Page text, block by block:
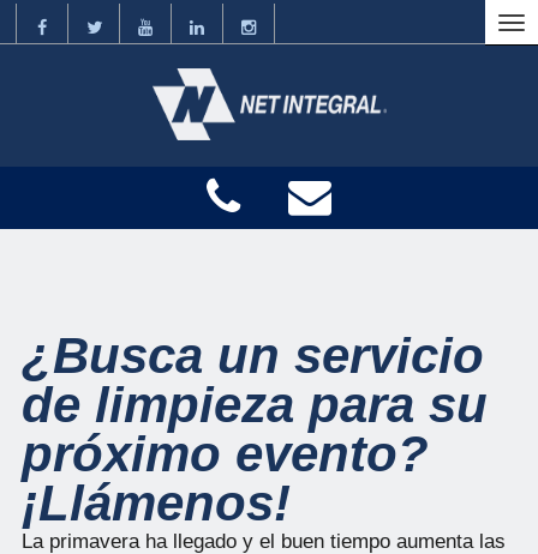
¿Busca un servicio
de limpieza para su
próximo evento?
¡Llámenos!
La primavera ha llegado y el buen tiempo aumenta las